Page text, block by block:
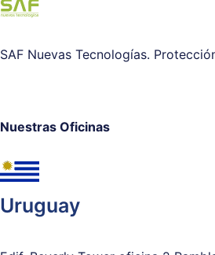
SAF Nuevas Tecnologías.
Nuestras Oficinas
Uruguay